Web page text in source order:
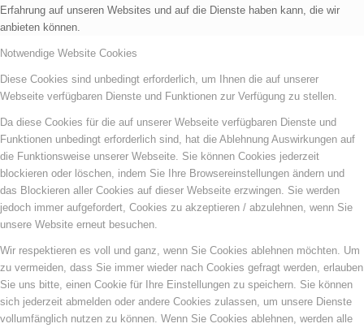
Erfahrung auf unseren Websites und auf die Dienste haben kann, die wir
anbieten können.
Notwendige Website Cookies
Diese Cookies sind unbedingt erforderlich, um Ihnen die auf unserer
Webseite verfügbaren Dienste und Funktionen zur Verfügung zu stellen.
Da diese Cookies für die auf unserer Webseite verfügbaren Dienste und
Funktionen unbedingt erforderlich sind, hat die Ablehnung Auswirkungen auf
die Funktionsweise unserer Webseite. Sie können Cookies jederzeit
blockieren oder löschen, indem Sie Ihre Browsereinstellungen ändern und
das Blockieren aller Cookies auf dieser Webseite erzwingen. Sie werden
jedoch immer aufgefordert, Cookies zu akzeptieren / abzulehnen, wenn Sie
unsere Website erneut besuchen.
Wir respektieren es voll und ganz, wenn Sie Cookies ablehnen möchten. Um
zu vermeiden, dass Sie immer wieder nach Cookies gefragt werden, erlauben
Sie uns bitte, einen Cookie für Ihre Einstellungen zu speichern. Sie können
sich jederzeit abmelden oder andere Cookies zulassen, um unsere Dienste
vollumfänglich nutzen zu können. Wenn Sie Cookies ablehnen, werden alle